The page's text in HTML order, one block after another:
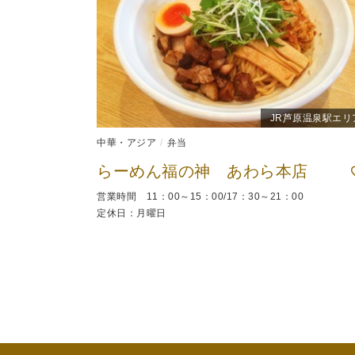
JR芦原温泉駅エリ
中華・アジア 弁当
らーめん福の神 あわら本店
営業時間 11：00～15：00/17：30～21：00
定休日：月曜日